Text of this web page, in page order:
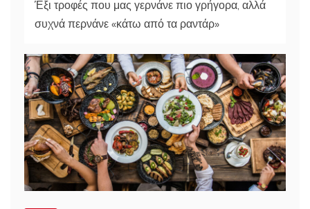
Έξι τροφές που μας γερνάνε πιο γρήγορα, αλλά
συχνά περνάνε «κάτω από τα ραντάρ»